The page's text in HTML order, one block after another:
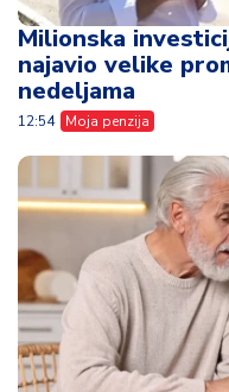
Milionska
najavio velike
nedeljama
12:54 Moja penzija